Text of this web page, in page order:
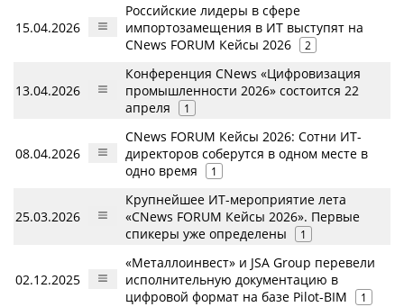
15.04.2026
Российские лидеры в сфере
импортозамещения в ИТ выступят на
CNews FORUM Кейсы 2026
2
13.04.2026
Конференция CNews «Цифровизация
промышленности 2026» состоится 22
апреля
1
08.04.2026
CNews FORUM Кейсы 2026: Сотни ИТ-
директоров соберутся в одном месте в
одно время
1
25.03.2026
Крупнейшее ИТ-мероприятие лета
«CNews FORUM Кейсы 2026». Первые
спикеры уже определены
1
02.12.2025
«Металлоинвест» и JSA Group перевели
исполнительную документацию в
цифровой формат на базе Pilot-BIM
1